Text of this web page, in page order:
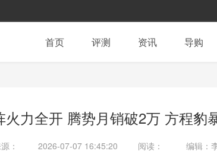
首页 评测 资讯 导购
火力全开 腾势月销破2万 方程豹
： 2026-07-07 16:45:20 阅读： 编辑：